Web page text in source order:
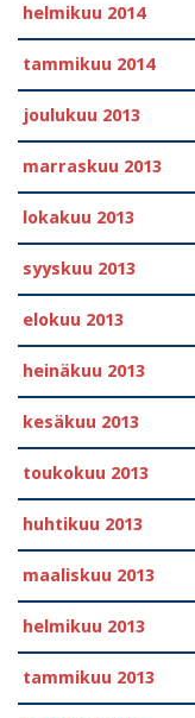
helmikuu 2014
tammikuu 2014
joulukuu 2013
marraskuu 2013
lokakuu 2013
syyskuu 2013
elokuu 2013
heinäkuu 2013
kesäkuu 2013
toukokuu 2013
huhtikuu 2013
maaliskuu 2013
helmikuu 2013
tammikuu 2013